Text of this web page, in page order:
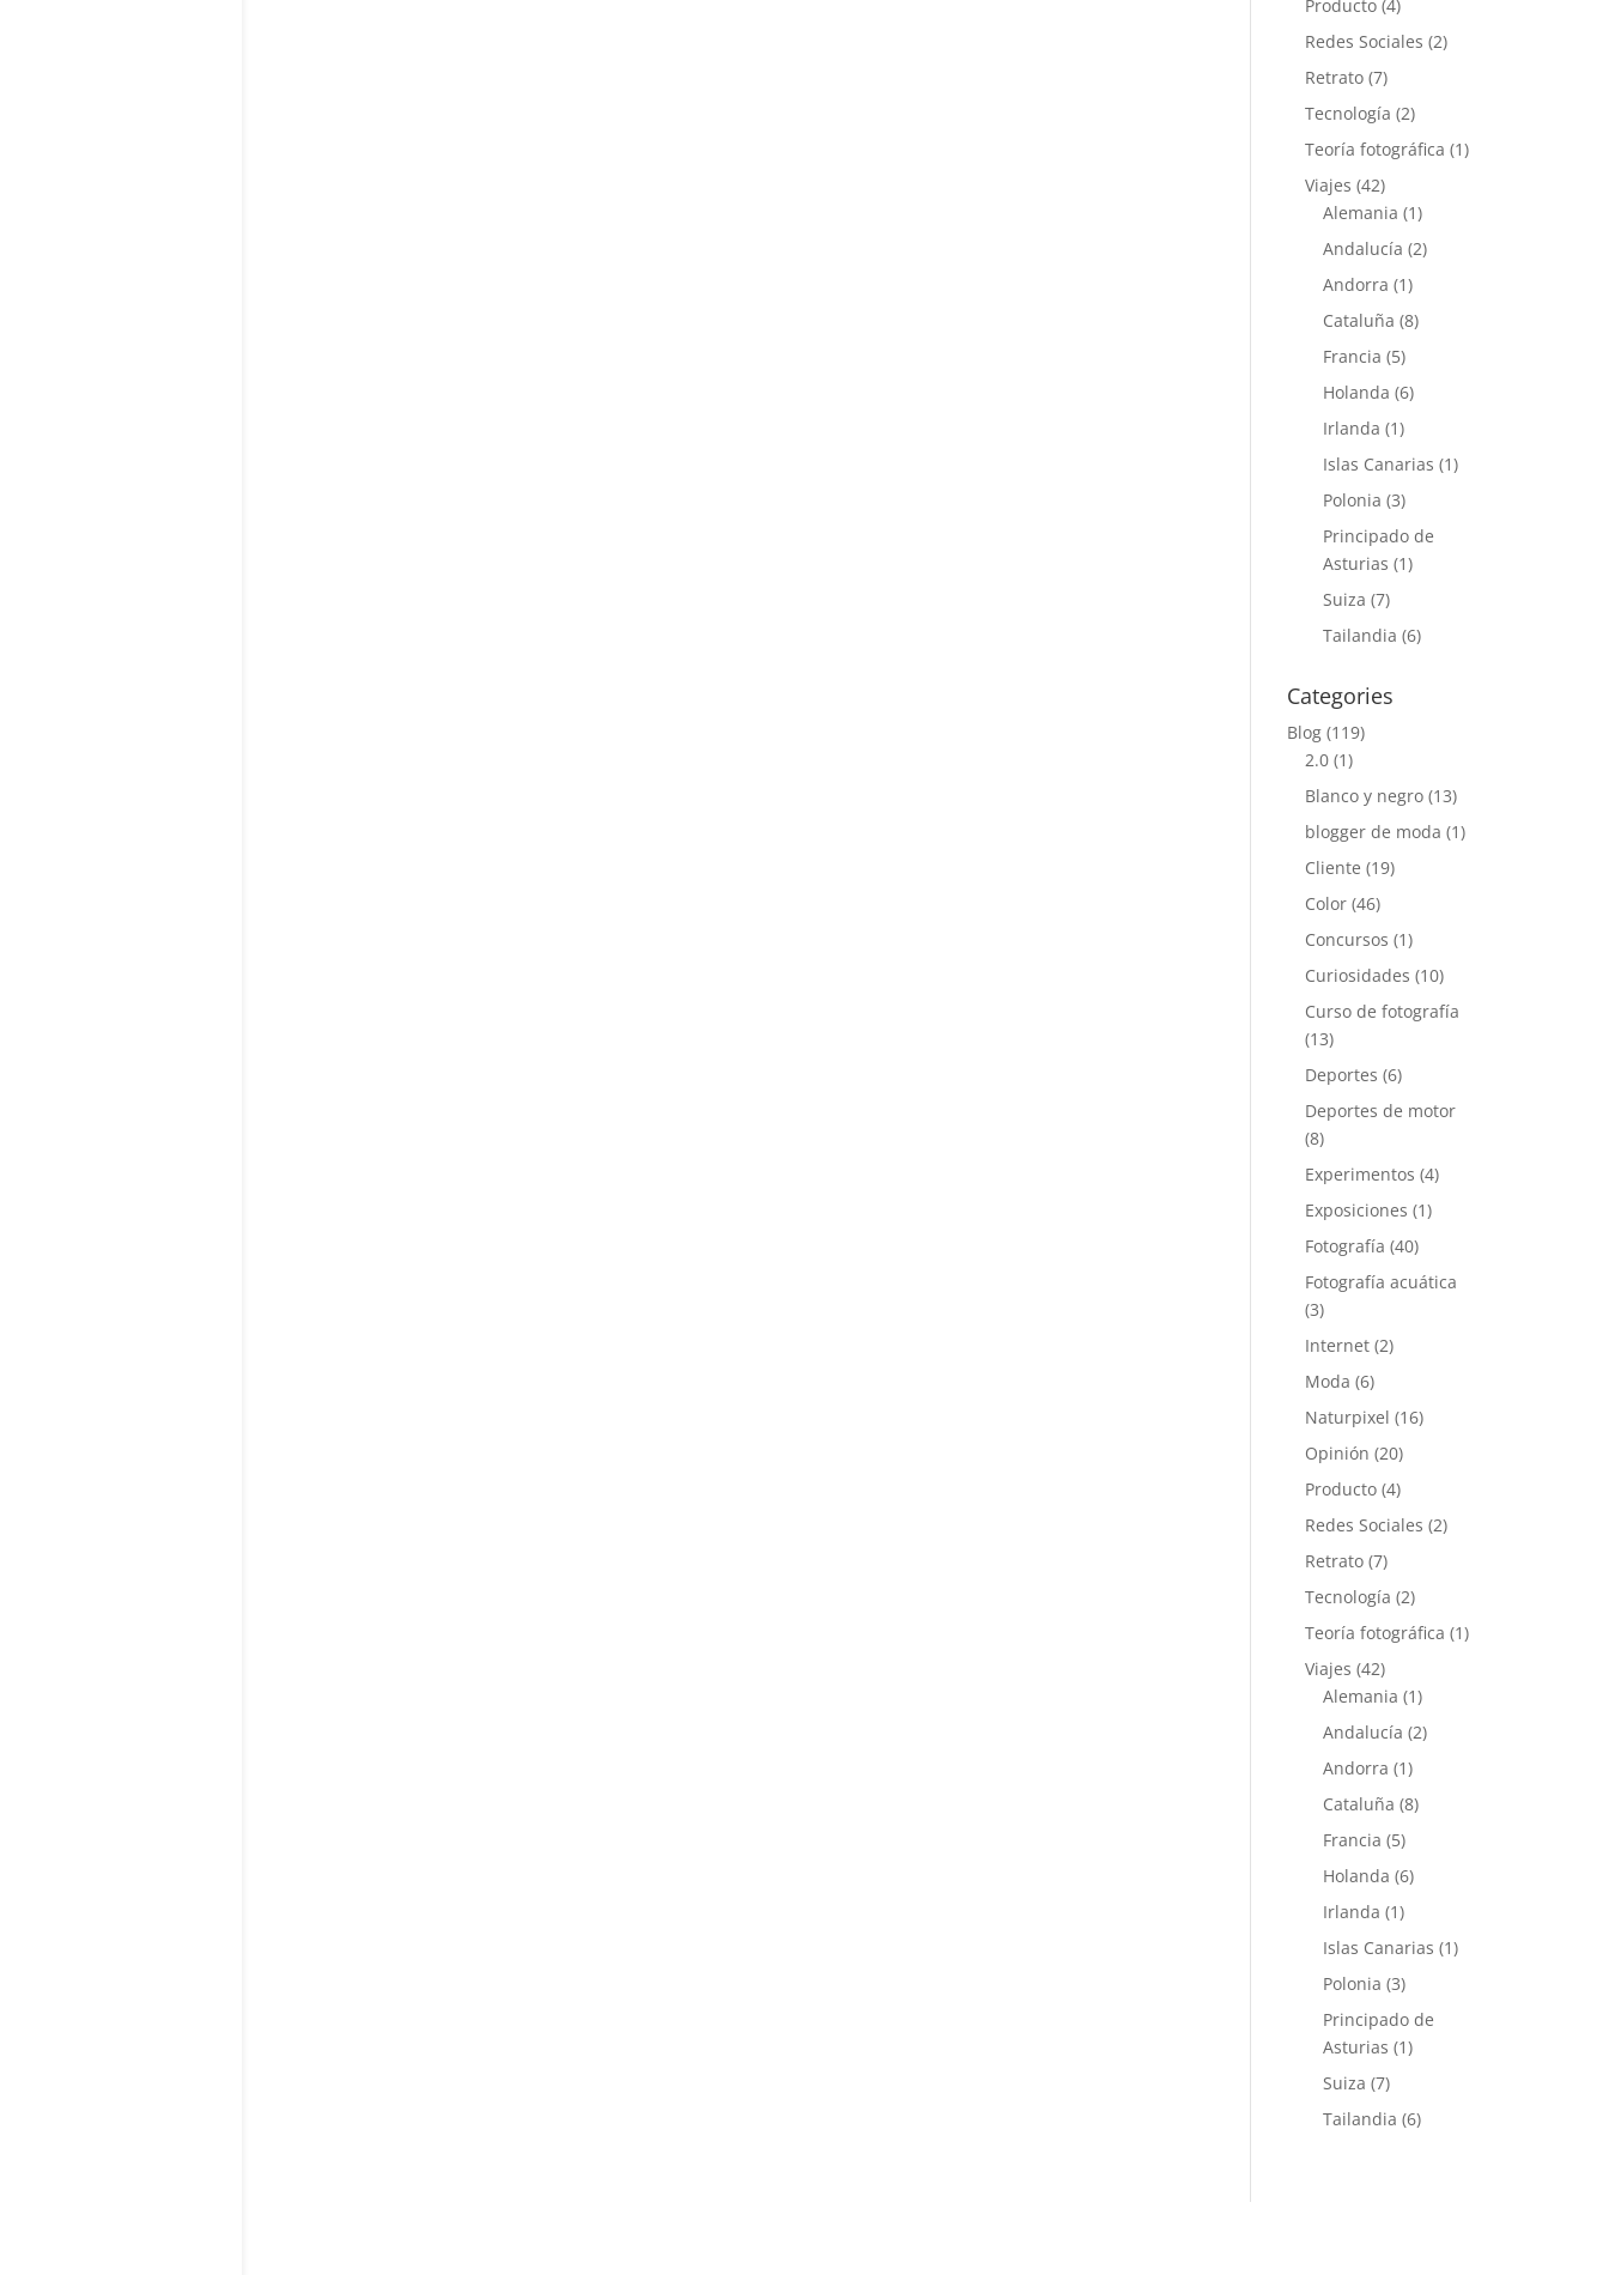
Producto (4)
Redes Sociales (2)
Retrato (7)
Tecnología (2)
Teoría fotográfica (1)
Viajes (42)
Alemania (1)
Andalucía (2)
Andorra (1)
Cataluña (8)
Francia (5)
Holanda (6)
Irlanda (1)
Islas Canarias (1)
Polonia (3)
Principado de
Asturias (1)
Suiza (7)
Tailandia (6)
Categories
Blog (119)
2.0 (1)
Blanco y negro (13)
blogger de moda (1)
Cliente (19)
Color (46)
Concursos (1)
Curiosidades (10)
Curso de fotografía
(13)
Deportes (6)
Deportes de motor
(8)
Experimentos (4)
Exposiciones (1)
Fotografía (40)
Fotografía acuática
(3)
Internet (2)
Moda (6)
Naturpixel (16)
Opinión (20)
Producto (4)
Redes Sociales (2)
Retrato (7)
Tecnología (2)
Teoría fotográfica (1)
Viajes (42)
Alemania (1)
Andalucía (2)
Andorra (1)
Cataluña (8)
Francia (5)
Holanda (6)
Irlanda (1)
Islas Canarias (1)
Polonia (3)
Principado de
Asturias (1)
Suiza (7)
Tailandia (6)